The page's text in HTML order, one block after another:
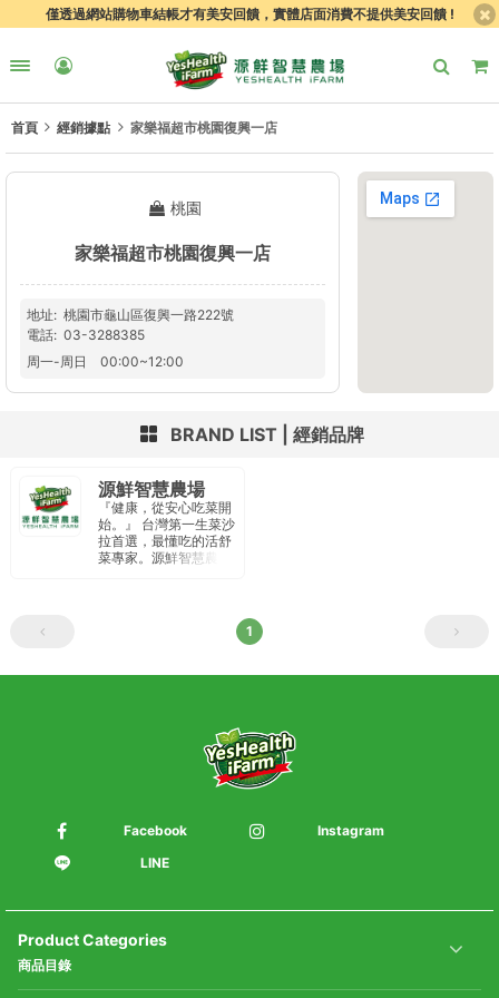
僅透過網站購物車結帳才有美安回饋，實體店面消費不提供美安回饋 !
首頁 經銷據點 家樂福超市桃園復興一店
桃園
家樂福超市桃園復興一店
地址
桃園市龜山區復興一路222號
電話
03-3288385
周一-周日 00:00~12:00
BRAND LIST 經銷品牌
源鮮智慧農場
『健康，從安心吃菜開
始。』 台灣第一生菜沙
拉首選，最懂吃的活舒
菜專家。源鮮智慧農場
菌、沙門氏菌 為重點安
1
Facebook
Instagram
LINE
Product Categories
商品目錄